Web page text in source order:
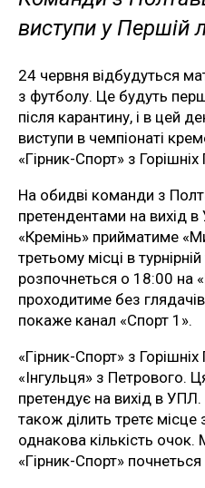
виступи у Першій
24 червня відбудуться
з футболу. Це будуть
після карантину, і в цей
виступи в чемпіонаті
«Гірник-Спорт» з Горішніх
На обидві команди з
претендентами на вихід
«Кремінь» прийматиме
третьому місці в
розпочнеться о 18:00 на
проходитиме без
покаже канал «Спорт 1».
«Гірник-Спорт» з
«Інгульця» з Петрового.
претендує на вихід в
також ділить третє
однакова кількість очок.
«Гірник-Спорт»